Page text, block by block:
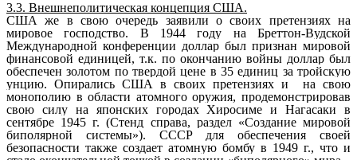
3.3. Внешнеполитическая концепция США.
США же в свою очередь заявили о своих претензиях на
мировое господство. В 1944 году на Бреттон-Вудской
Международной конференции доллар был признан мировой
финансовой единицей, т.к. по окончанию войны доллар был
обеспечен золотом по твердой цене в 35 единиц за тройскую
унцию. Опирались США в своих претензиях и на свою
монополию в области атомного оружия, продемонстрировав
свою силу на японских городах Хиросиме и Нагасаки в
сентябре 1945 г. (Стенд справа, раздел «Создание мировой
биполярной системы»). СССР для обеспечения своей
безопасности также создает атомную бомбу в 1949 г., что и